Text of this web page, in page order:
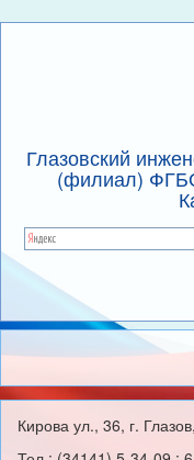
Глазовский
(филиал)
Кирова ул., 36, г.